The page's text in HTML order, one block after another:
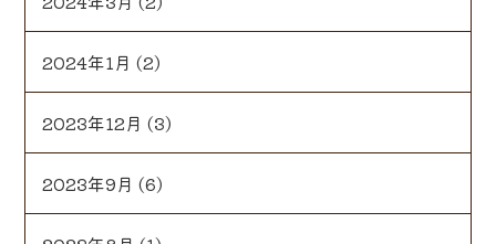
2024年1月 (2)
2023年12月 (3)
2023年9月 (6)